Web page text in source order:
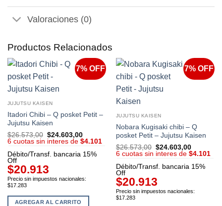
Valoraciones (0)
Productos Relacionados
7% OFF
JUJUTSU KAISEN
Itadori Chibi – Q posket Petit –
Jujutsu Kaisen
$26.573,00 El
precio
era:
$24.603,00El
precio
es:
6 cuotas sin interes de $4.101
Débito/Transf. bancaria 15%
Off
$20.913
Precio sin impuestos nacionales:
$17.283
AGREGAR AL CARRITO
7% OFF
JUJUTSU KAISEN
Nobara Kugisaki chibi – Q
posket Petit – Jujutsu Kaisen
$26.573,00 El
precio
era:
$24.603,00El
precio
es:
6 cuotas sin interes de $4.101
Débito/Transf. bancaria 15%
Off
$20.913
Precio sin impuestos nacionales:
$17.283